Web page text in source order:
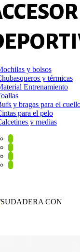
y bolsos
y térmicas
Entrenamiento
y bragas para el
para el pelo
y medias
SUDADERA CON